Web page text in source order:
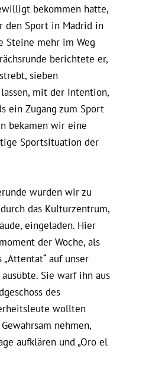
bekommen hatte,
den Sport in Madrid in
Steine mehr im Weg
berichtete er,
sieben
mit der Intention,
ein Zugang zum Sport
bekamen wir eine
Sportsituation der
wurden wir zu
das Kulturzentrum,
eingeladen. Hier
der Woche, als
auf unser
ausübte. Sie warf ihn aus
des
wollten
nehmen,
aufklären und „Oro el